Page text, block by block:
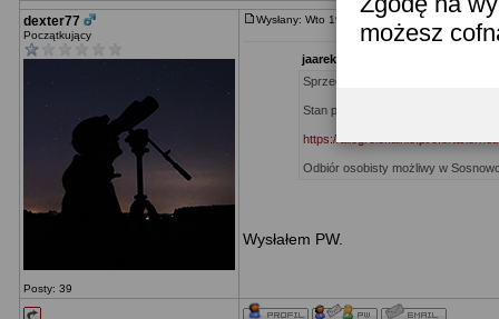
możesz
dexter77
Początkujący
Posty: 39
Wysłany: Wto 19 Maj, 2026 Re: Nikon 8x30
jaarek07 napisał/a:
Sprzedam Nikona 8x30 EII w
Stan praktycznie idealny.
https://allegrolokalnie.pl/oferta/
Odbiór osobisty możliwy w
Wysłałem PW.